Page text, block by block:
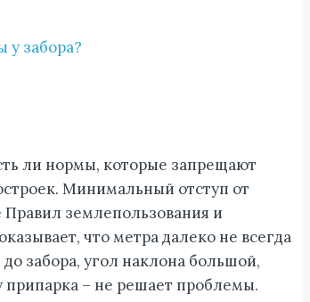
у забора?
ли нормы, которые запрещают
Минимальный отступ от
землепользования и
что метра далеко не всегда
забора, угол наклона большой,
припарка – не решает проблемы.